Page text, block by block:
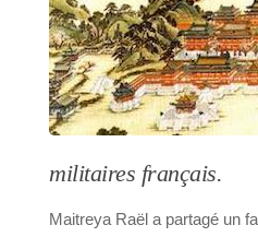
militaires français.
Maitreya Raël a partagé un